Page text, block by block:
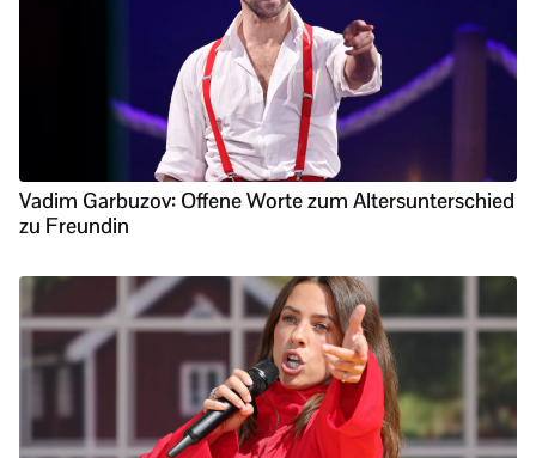
Vadim Garbuzov: Offene Worte zum Altersunterschied
zu Freundin